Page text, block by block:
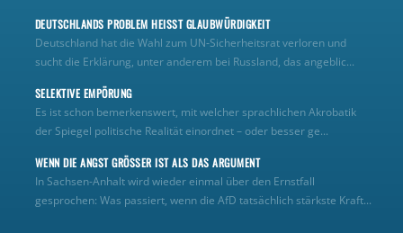
DEUTSCHLANDS PROBLEM HEISST GLAUBWÜRDIGKEIT
Deutschland hat die Wahl zum UN‑Sicherheitsrat verloren und
sucht die Erklärung, unter anderem bei Russland, das angeblic...
SELEKTIVE EMPÖRUNG
Es ist schon bemerkenswert, mit welcher sprachlichen Akrobatik
der Spiegel politische Realität einordnet – oder besser ge...
WENN DIE ANGST GRÖSSER IST ALS DAS ARGUMENT
In Sachsen-Anhalt wird wieder einmal über den Ernstfall
gesprochen: Was passiert, wenn die AfD tatsächlich stärkste Kraft...